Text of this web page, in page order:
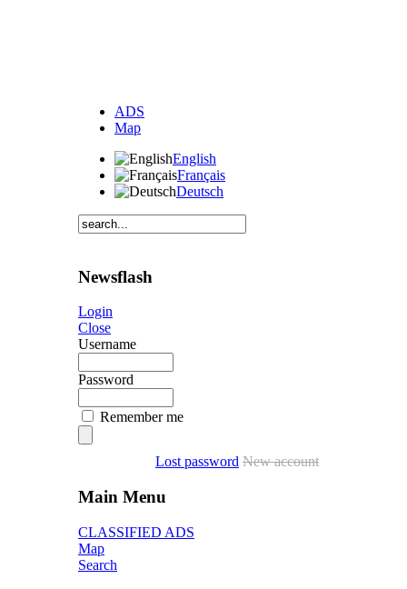
ADS
Map
English
Français
Deutsch
Newsflash
Login
Close
Username
Password
Remember me
Lost password New account
Main Menu
CLASSIFIED ADS
Map
Search